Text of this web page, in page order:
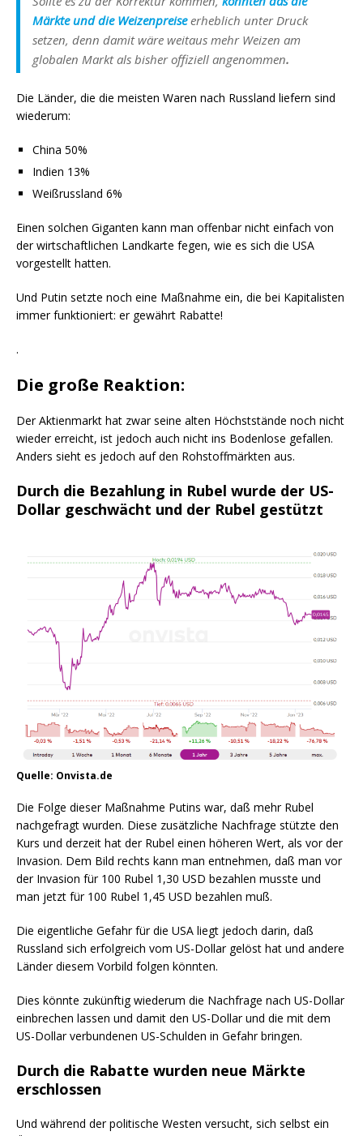
Märkte und die Weizenpreiseerheblich unter Druck
setzen, denn damit wäre weitaus mehr Weizen am
globalen Markt als bisher offiziell angenommen.
Die Länder, die die meisten Waren nach Russland liefern sind
wiederum:
China 50%
Indien 13%
Weißrussland 6%
Einen solchen Giganten kann man offenbar nicht einfach von
der wirtschaftlichen Landkarte fegen, wie es sich die USA
vorgestellt hatten.
Und Putin setzte noch eine Maßnahme ein, die bei Kapitalisten
immer funktioniert: er gewährt Rabatte!
.
Die große Reaktion:
Der Aktienmarkt hat zwar seine alten Höchststände noch nicht
wieder erreicht, ist jedoch auch nicht ins Bodenlose gefallen.
Anders sieht es jedoch auf den Rohstoffmärkten aus.
Durch die Bezahlung in Rubel wurde der US-
Dollar geschwächt und der Rubel gestützt
Quelle: Onvista.de
Die Folge dieser Maßnahme Putins war, daß mehr Rubel
nachgefragt wurden. Diese zusätzliche Nachfrage stützte den
Kurs und derzeit hat der Rubel einen höheren Wert, als vor der
Invasion. Dem Bild rechts kann man entnehmen, daß man vor
der Invasion für 100 Rubel 1,30 USD bezahlen musste und
man jetzt für 100 Rubel 1,45 USD bezahlen muß.
Die eigentliche Gefahr für die USA liegt jedoch darin, daß
Russland sich erfolgreich vom US-Dollar gelöst hat und andere
Länder diesem Vorbild folgen könnten.
Dies könnte zukünftig wiederum die Nachfrage nach US-Dollar
einbrechen lassen und damit den US-Dollar und die mit dem
US-Dollar verbundenen US-Schulden in Gefahr bringen.
Durch die Rabatte wurden neue Märkte
erschlossen
Und während der politische Westen versucht, sich selbst ein